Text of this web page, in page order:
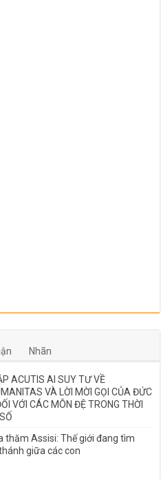
Nhãn
ACUTIS AI SUY TƯ VỀ
VÀ LỜI MỜI GỌI CỦA ĐỨC
VỚI CÁC MÔN ĐỆ TRONG THỜI
thăm Assisi: Thế giới đang tìm
giữa các con